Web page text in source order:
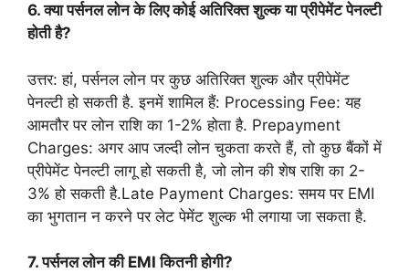
6. क्या पर्सनल लोन के लिए कोई अतिरिक्त शुल्क या प्रीपेमेंट पेनल्टी
होती है?
उत्तर: हां, पर्सनल लोन पर कुछ अतिरिक्त शुल्क और प्रीपेमेंट
पेनल्टी हो सकती है. इनमें शामिल हैं: Processing Fee: यह
आमतौर पर लोन राशि का 1-2% होता है. Prepayment
Charges: अगर आप जल्दी लोन चुकता करते हैं, तो कुछ बैंकों में
प्रीपेमेंट पेनल्टी लागू हो सकती है, जो लोन की शेष राशि का 2-
3% हो सकती है.Late Payment Charges: समय पर EMI
का भुगतान न करने पर लेट पेमेंट शुल्क भी लगाया जा सकता है.
7. पर्सनल लोन की EMI कितनी होगी?